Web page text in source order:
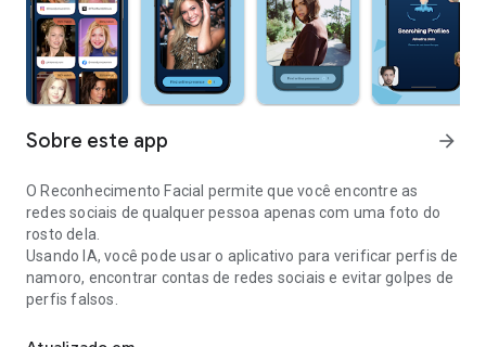
Sobre este app arrow_forward
O Reconhecimento Facial permite que você encontre as
redes sociais de qualquer pessoa apenas com uma foto do
rosto dela.
Usando IA, você pode usar o aplicativo para verificar perfis de
namoro, encontrar contas de redes sociais e evitar golpes de
perfis falsos.
Faça o upload de uma foto do rosto, uma captura de tela do